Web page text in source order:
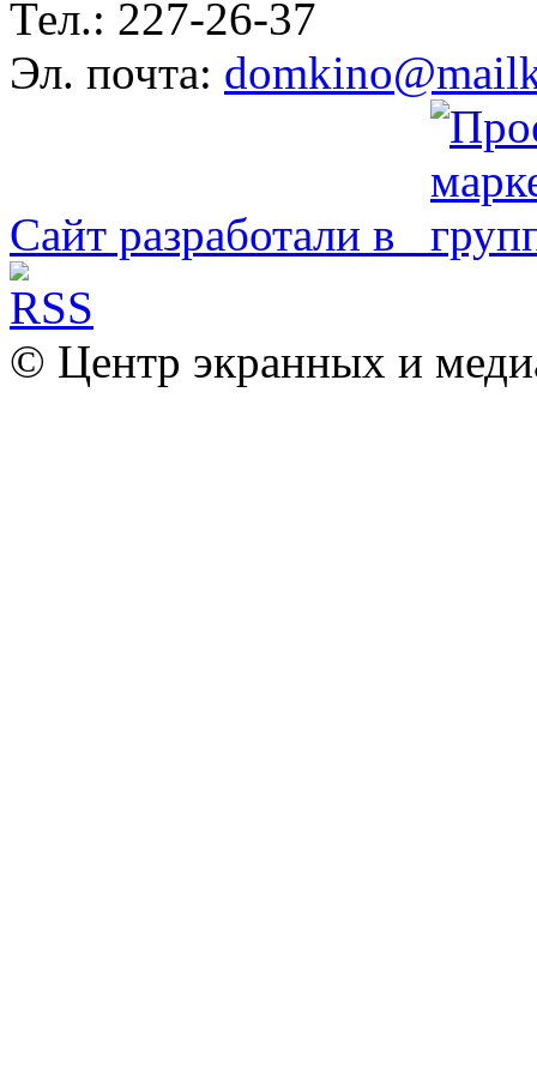
Тел.: 227-26-37
Эл. почта:
Сайт разработали в
© Центр экранных и